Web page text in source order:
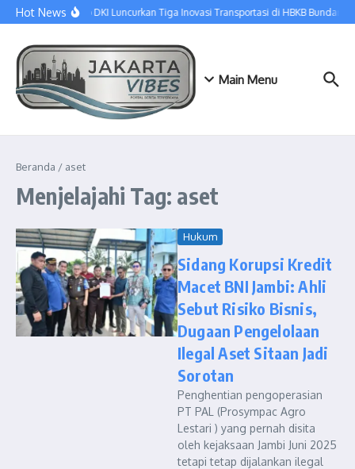
Lewati ke konten
Hot NewsDishub DKI Luncurkan Tiga Inovasi Transportasi di HBKB
Main Menu
Beranda / aset
Menjelajahi Tag: aset
Hukum
Sidang Korupsi Kredit
Macet BNI Jambi: Ahli
Sebut Risiko Bisnis,
Dugaan Pengelolaan
Ilegal Aset Sitaan Jadi
Sorotan
Penghentian pengoperasian
PT PAL (Prosympac Agro
Lestari ) yang pernah disita
oleh kejaksaan Jambi Juni 2025
tetapi tetap dijalankan ilegal